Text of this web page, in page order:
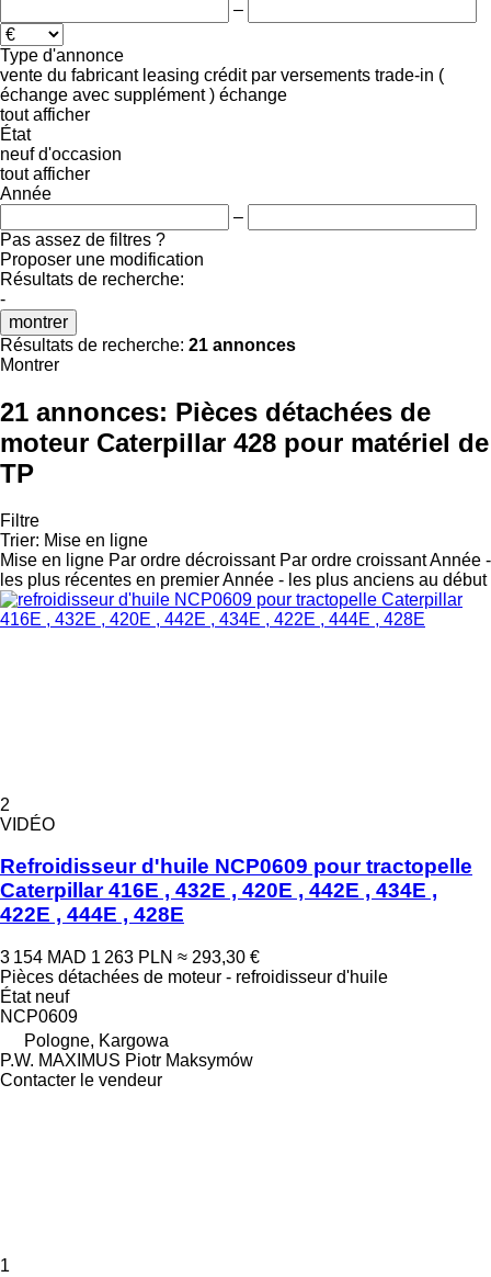
–
Type d'annonce
vente du fabricant leasing crédit par versements trade-in (
échange avec supplément ) échange
tout afficher
État
neuf d'occasion
tout afficher
Année
–
Pas assez de filtres ?
Proposer une modification
Résultats de recherche:
-
montrer
Résultats de recherche: 21 annonces
Montrer
21 annonces: Pièces détachées de
moteur Caterpillar 428 pour matériel de
TP
Filtre
Trier: Mise en ligne
Mise en ligne Par ordre décroissant Par ordre croissantAnnée -
les plus récentes en premierAnnée - les plus anciens au début
2
VIDÉO
Refroidisseur d'huile NCP0609 pour tractopelle
Caterpillar 416E , 432E , 420E , 442E , 434E ,
422E , 444E , 428E
3 154 MAD 1 263 PLN ≈ 293,30 €
Pièces détachées de moteur - refroidisseur d'huile
Étatneuf
NCP0609
Pologne, Kargowa
P.W. MAXIMUS Piotr Maksymów
Contacter le vendeur
1